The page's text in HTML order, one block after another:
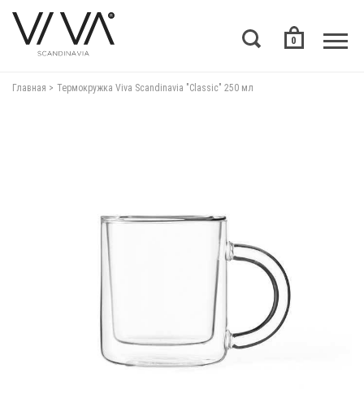
0
Главная Термокружка Viva Scandinavia "Classic" 250 мл